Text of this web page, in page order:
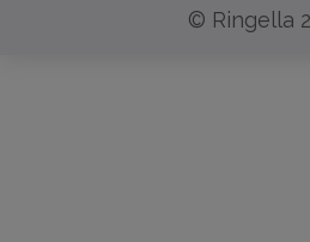
© Ringella